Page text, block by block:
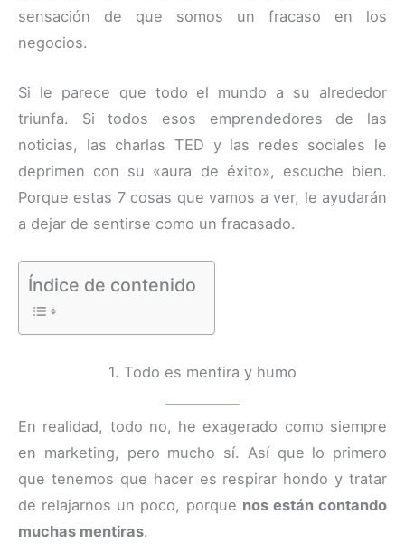
sensación de que somos un fracaso en los
negocios.
Si le parece que todo el mundo a su alrededor
triunfa. Si todos esos emprendedores de las
noticias, las charlas TED y las redes sociales le
deprimen con su «aura de éxito», escuche bien.
Porque estas 7 cosas que vamos a ver, le ayudarán
a dejar de sentirse como un fracasado.
Índice de contenido
1. Todo es mentira y humo
En realidad, todo no, he exagerado como siempre
en marketing, pero mucho sí. Así que lo primero
que tenemos que hacer es respirar hondo y tratar
de relajarnos un poco, porque nos están contando
muchas mentiras.